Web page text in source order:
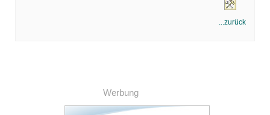
...zurück
Werbung